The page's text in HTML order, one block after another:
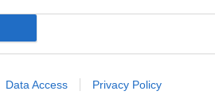
Data Access Privacy Policy